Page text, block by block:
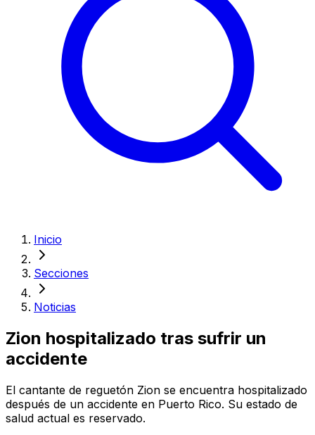
Inicio
Secciones
Noticias
Zion hospitalizado tras sufrir un
accidente
El cantante de reguetón Zion se encuentra hospitalizado
después de un accidente en Puerto Rico. Su estado de
salud actual es reservado.